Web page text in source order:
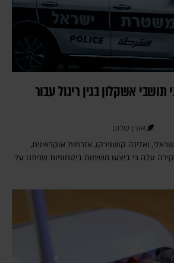
אשקלון בגין ריגול עבור
אורן שלום
ואלינה קושנירקו, אזרחית אוקראינית,
עלה כי ביצעו משימות ביטחוניות שניתנו על